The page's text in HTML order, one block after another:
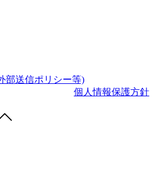
部送信ポリシー等)
個人情報保護方針